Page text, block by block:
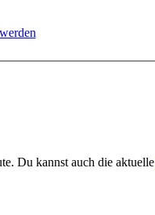
Du kannst auch die aktuelle